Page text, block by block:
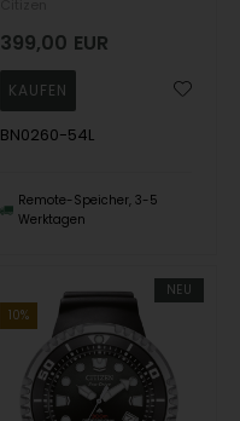
399,00 EUR
BN0260-54L
Remote-Speicher, 3-5
Werktagen
NEU
10%